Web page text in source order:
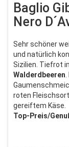
Baglio
Nero
Sehr schöner
und natürlich
Sizilien. Tiefrot
Walderdbeeren
roten
gereiftem Käse.
Top-Preis/